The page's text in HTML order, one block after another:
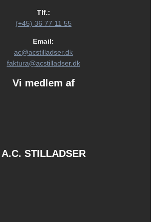
Tlf.:
(+45) 36 77 11 55
Email:
ac@acstilladser.dk
faktura@acstilladser.dk
Vi medlem af
A.C. STILLADSER